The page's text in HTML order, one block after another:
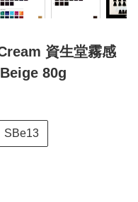
資生堂霧感
80g
SBe13